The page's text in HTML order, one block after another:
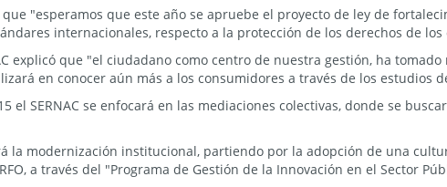
"esperamos que este año se apruebe el proyecto de ley de
internacionales, respecto a la protección de los derechos de
explicó que "el ciudadano como centro de nuestra gestión, ha
en conocer aún más a los consumidores a través de los estudios
el SERNAC se enfocará en las mediaciones colectivas, donde se
la modernización institucional, partiendo por la adopción de una
a través del "Programa de Gestión de la Innovación en el Sector